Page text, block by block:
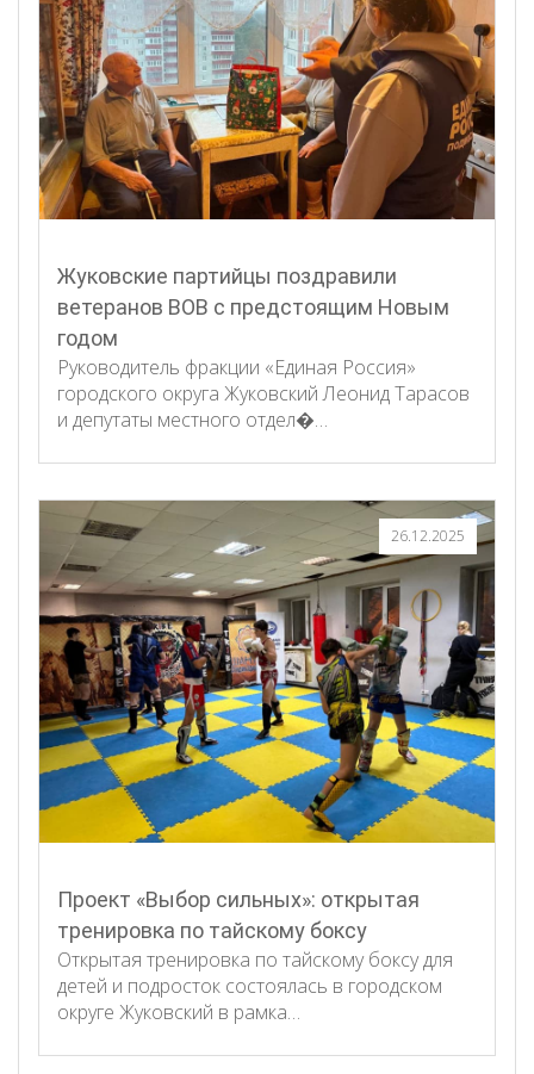
Жуковские партийцы поздравили
ветеранов ВОВ с предстоящим Новым
годом
Руководитель фракции «Единая Россия»
городского округа Жуковский Леонид Тарасов
и депутаты местного отдел�…
26.12.2025
Проект «Выбор сильных»: открытая
тренировка по тайскому боксу
Открытая тренировка по тайскому боксу для
детей и подросток состоялась в городском
округе Жуковский в рамка…